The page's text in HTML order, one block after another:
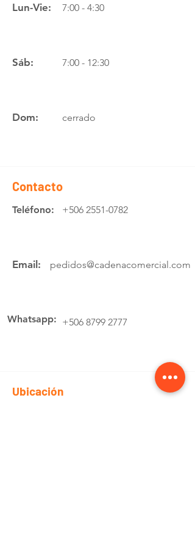
Lun-Vie: 7:00 - 4:30
Sáb: 7:00 - 12:30
Dom: cerrado
Contacto
Teléfono: +506 2551-0782
Email: pedidos@cadenacomercial.com
Whatsapp: +506 8799 2777
Ubicación